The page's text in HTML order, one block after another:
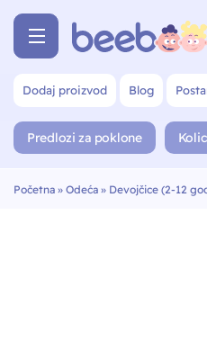
Dodaj proizvod Blog
Predlozi za poklone
Početna » Odeća » Devojčice (2-12